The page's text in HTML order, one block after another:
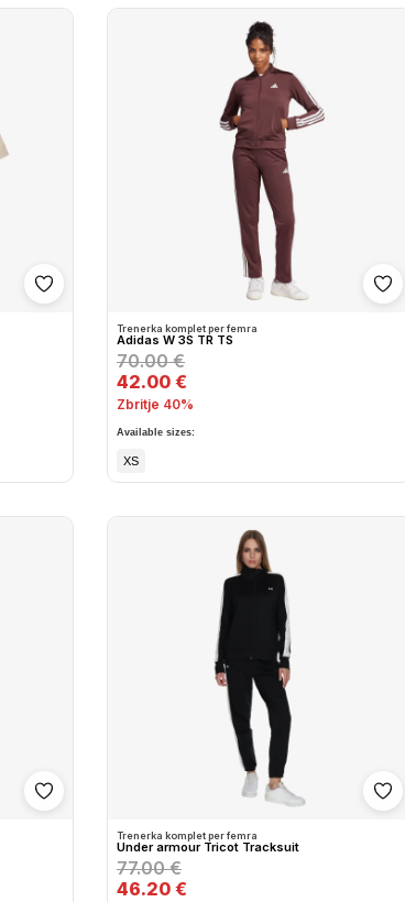
Shto në wishlist
Trenerka komplet per femra
Adidas W 3S TR TS
70.00 €
42.00 €
Zbritje 40%
Available sizes:
XS
Shto në wishlist
Trenerka komplet per femra
Under armour Tricot Tracksuit
77.00 €
46.20 €